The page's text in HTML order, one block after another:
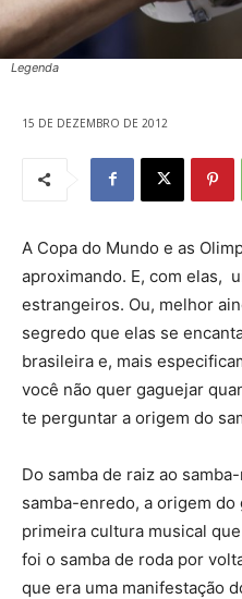
Legenda
15 DE DEZEMBRO DE 2012
A Copa do Mundo e as
aproximando. E, com elas,
estrangeiros. Ou, melhor
segredo que elas se
brasileira e, mais
você não quer gaguejar
te perguntar a origem do
Do samba de raiz ao
samba-enredo, a origem do
primeira cultura musical
foi o samba de roda por
que era uma manifestação